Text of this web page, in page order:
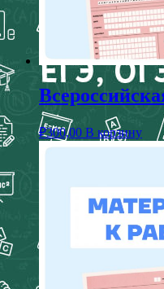
₽300,00 В корзину